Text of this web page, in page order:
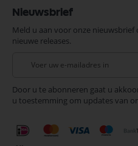
Nieuwsbrief
Meld u aan voor onze
nieuwe releases.
onze
nieuwsbrief
Door u te abonneren gaat u
u toestemming om updates van